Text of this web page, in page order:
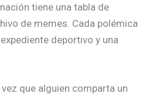
tiene una tabla de
de memes. Cada polémica
deportivo y una
que alguien comparta un